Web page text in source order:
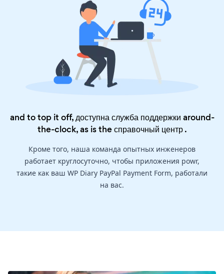
and to top it off, доступна служба поддержки around-
the-clock, as is theсправочный центр.
Кроме того, наша команда опытных инженеров
работает круглосуточно, чтобы приложения powr,
такие как ваш WP Diary PayPal Payment Form, работали
на вас.